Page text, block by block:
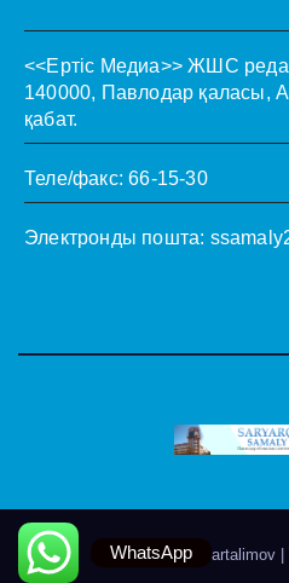
<<Ертіс Медиа>> ЖШС
140000, Павлодар қаласы,
қабат.
Теле/факс: 66-15-30
Электронды пошта:
Theme by @artalimov |
WhatsApp